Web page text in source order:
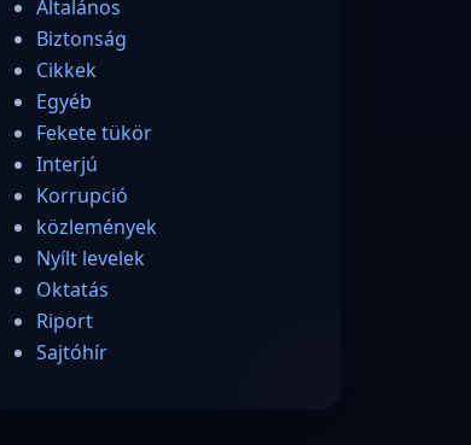
Általános
Biztonság
Cikkek
Egyéb
Fekete tükör
Interjú
Korrupció
közlemények
Nyílt levelek
Oktatás
Riport
Sajtóhír